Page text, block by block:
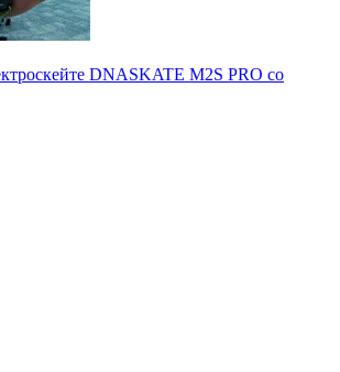
DNASKATE M2S PRO со